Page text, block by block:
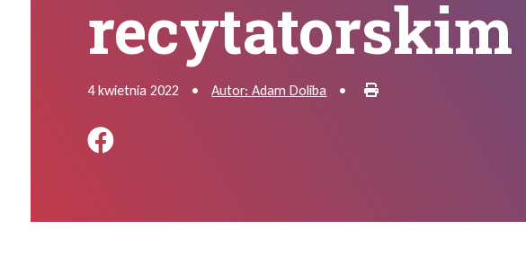
recytatorskim
4 kwietnia 2022 • Autor: Adam Doliba • Drukuj
Podziel się na FB